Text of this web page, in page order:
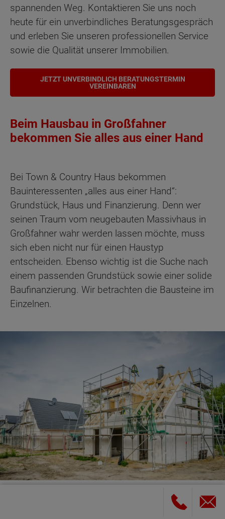
spannenden Weg. Kontaktieren Sie uns noch
heute für ein unverbindliches Beratungsgespräch
und erleben Sie unseren professionellen Service
sowie die Qualität unserer Immobilien.
JETZT UNVERBINDLICH BERATUNGSTERMIN
VEREINBAREN
Beim Hausbau in Großfahner
bekommen Sie alles aus einer Hand
Bei Town & Country Haus bekommen
Bauinteressenten „alles aus einer Hand“:
Grundstück, Haus und Finanzierung. Denn wer
seinen Traum vom neugebauten Massivhaus in
Großfahner wahr werden lassen möchte, muss
sich eben nicht nur für einen Haustyp
entscheiden. Ebenso wichtig ist die Suche nach
einem passenden Grundstück sowie einer solide
Baufinanzierung. Wir betrachten die Bausteine im
Einzelnen.